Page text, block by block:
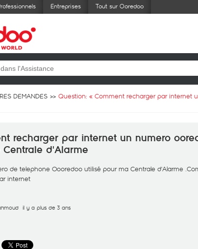
Entreprises Tout sur Ooredoo
DEMANDES Question: « Comment recharger par internet
recharger par internet un numero
Centrale d'Alarme
de telephone Oooredoo utilisé pour ma Centrale d'Alarme
internet
il y a plus de 3 ans